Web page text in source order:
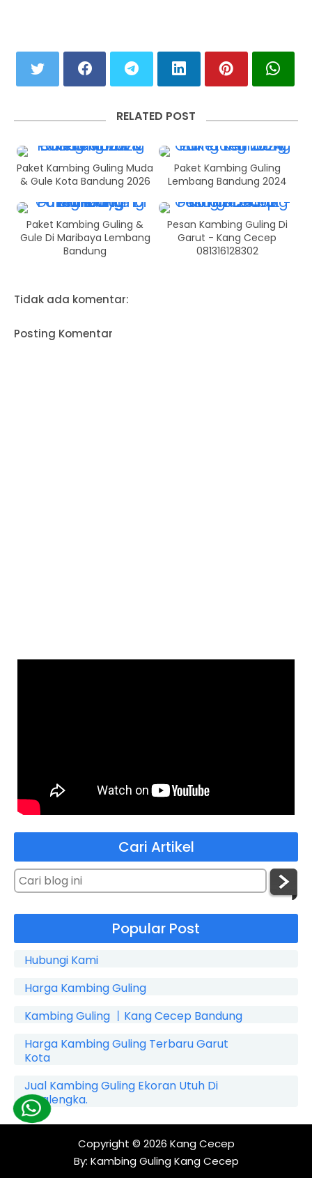
RELATED POST
Paket Kambing Guling Muda
& Gule Kota Bandung 2026
Paket Kambing Guling
Lembang Bandung 2024
Paket Kambing Guling &
Gule Di Maribaya Lembang
Bandung
Pesan Kambing Guling Di
Garut - Kang Cecep
081316128302
Tidak ada komentar:
Posting Komentar
Cari Artikel
Popular Post
Hubungi Kami
Harga Kambing Guling
Kambing Guling 丨Kang Cecep Bandung
Harga Kambing Guling Terbaru Garut
Kota
Jual Kambing Guling Ekoran Utuh Di
Cicalengka.
Copyright © 2026 Kang Cecep
By: Kambing Guling Kang Cecep